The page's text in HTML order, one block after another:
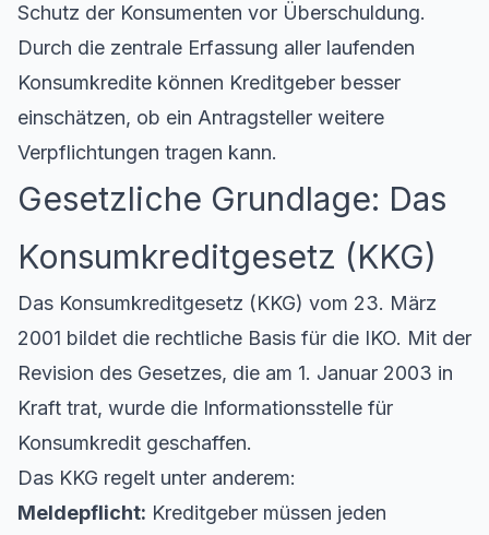
Schutz der Konsumenten vor Überschuldung.
Durch die zentrale Erfassung aller laufenden
Konsumkredite können Kreditgeber besser
einschätzen, ob ein Antragsteller weitere
Verpflichtungen tragen kann.
Gesetzliche Grundlage: Das
Konsumkreditgesetz (KKG)
Das Konsumkreditgesetz (KKG) vom 23. März
2001 bildet die rechtliche Basis für die IKO. Mit der
Revision des Gesetzes, die am 1. Januar 2003 in
Kraft trat, wurde die Informationsstelle für
Konsumkredit geschaffen.
Das KKG regelt unter anderem:
Meldepflicht: Kreditgeber müssen jeden